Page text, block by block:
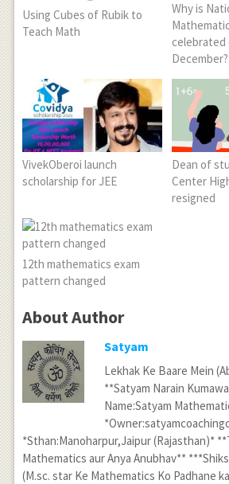
Using Cubes of Rubik to
Teach Math
Why is
celebrated
December?
VivekOberoi launch
scholarship for JEE
Dean of
Center
resigned
12th mathematics exam
pattern changed
About Author
Satyam
Lekhak Ke Baare Mein
**Satyam Narain
Name:Satyam
*Sthan:Manoharpur,Jaipur (Rajasthan)*
Mathematics aur Anya Anubhav**
(M.sc. star Ke Mathematics Ko Padhane ka